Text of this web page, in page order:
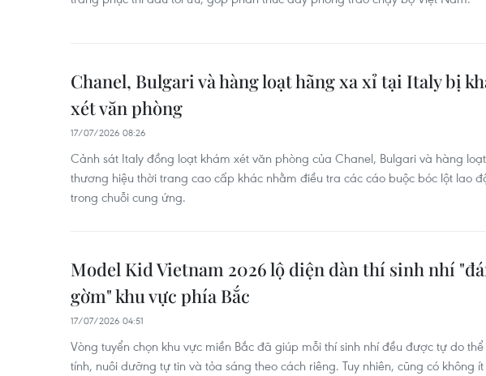
Chanel, Bulgari và hàng loạt hãng xa xỉ tại Italy bị
xét văn phòng
17/07/2026 08:26
Cảnh sát Italy đồng loạt khám xét văn phòng của Chanel, Bulgari và hàng loạt
thương hiệu thời trang cao cấp khác nhằm điều tra các cáo buộc bóc lột lao
trong chuỗi cung ứng.
Model Kid Vietnam 2026 lộ diện dàn thí sinh nhí
gờm" khu vực phía Bắc
17/07/2026 04:51
Vòng tuyển chọn khu vực miền Bắc đã giúp mỗi thí sinh nhí đều được tự do
tính, nuôi dưỡng tự tin và tỏa sáng theo cách riêng. Tuy nhiên, cũng có không ít